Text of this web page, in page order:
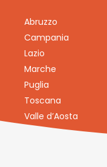
Abruzzo
Campania
Lazio
Marche
Puglia
Toscana
Valle d’Aosta